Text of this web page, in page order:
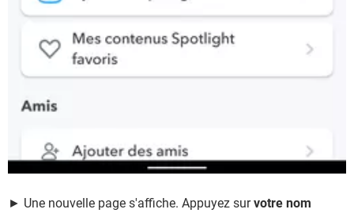
► Une nouvelle page s'affiche. Appuyez survotre nom